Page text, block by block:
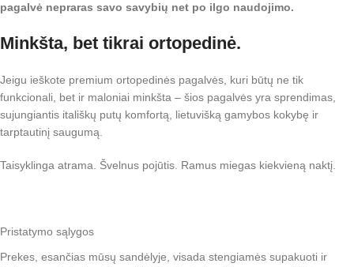
pagalvė nepraras savo savybių net po ilgo naudojimo.
Minkšta, bet tikrai ortopedinė.
Jeigu ieškote premium ortopedinės pagalvės, kuri būtų ne tik
funkcionali, bet ir maloniai minkšta – šios pagalvės yra sprendimas,
sujungiantis itališkų putų komfortą, lietuvišką gamybos kokybę ir
tarptautinį saugumą.
Taisyklinga atrama. Švelnus pojūtis. Ramus miegas kiekvieną naktį.
Pristatymo sąlygos
Prekes, esančias mūsų sandėlyje, visada stengiamės supakuoti ir